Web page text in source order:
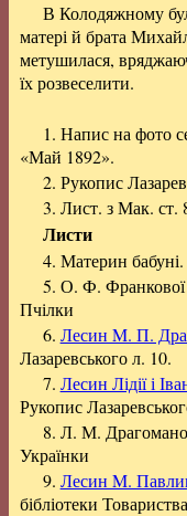
В Колодяжному
матері й брата
метушилася,
їх розвеселити.
1. Напис на фото
«Май 1892».
2. Рукопис
3. Лист. з Мак. ст.
Листи
4. Материн
5. О. Ф. Франкової
Пчілки
6. Лесин M. П.
Лазаревського л. 10.
7. Лесин Лідії і
Рукопис
8. Л. М.
Українки
9. Лесин M.
бібліотеки